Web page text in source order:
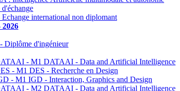
international non diplomant
2026
Diplôme d'ingénieur
- M1 DATAAI - Data and Artificial Intelligence
- M1 DES - Recherche en Design
- M1 IGD - Interaction, Graphics and Design
- M2 DATAAI - Data and Artificial Intelligence